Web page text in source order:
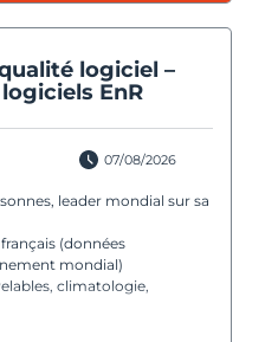
logiciel –
EnR
07/08/2026
leader mondial sur sa
(données
mondial)
climatologie,